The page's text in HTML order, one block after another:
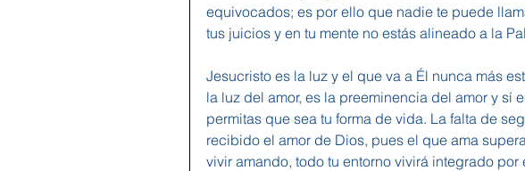
equivocados; es por ello que nadie te puede
tus juicios y en tu mente no estás alineado a la
Jesucristo es la luz y el que va a Él nunca más
la luz del amor, es la preeminencia del amor y sí
permitas que sea tu forma de vida. La falta de
recibido el amor de Dios, pues el que ama
vivir amando, todo tu entorno vivirá integrado por